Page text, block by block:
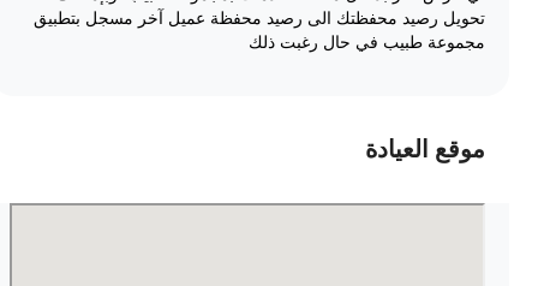
تحويل رصيد محفظتك الى رصيد محفظة عميل آخر مسجل بتطبيق
مجموعة طبيب في حال رغبت ذلك
موقع العيادة